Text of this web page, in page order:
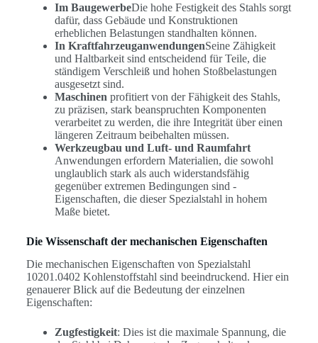
Im BaugewerbeDie hohe Festigkeit des Stahls sorgt
dafür, dass Gebäude und Konstruktionen
erheblichen Belastungen standhalten können.
In KraftfahrzeuganwendungenSeine Zähigkeit
und Haltbarkeit sind entscheidend für Teile, die
ständigem Verschleiß und hohen Stoßbelastungen
ausgesetzt sind.
Maschinen profitiert von der Fähigkeit des Stahls,
zu präzisen, stark beanspruchten Komponenten
verarbeitet zu werden, die ihre Integrität über einen
längeren Zeitraum beibehalten müssen.
Werkzeugbau und Luft- und Raumfahrt
Anwendungen erfordern Materialien, die sowohl
unglaublich stark als auch widerstandsfähig
gegenüber extremen Bedingungen sind -
Eigenschaften, die dieser Spezialstahl in hohem
Maße bietet.
Die Wissenschaft der mechanischen Eigenschaften
Die mechanischen Eigenschaften von Spezialstahl
10201.0402 Kohlenstoffstahl sind beeindruckend. Hier ein
genauerer Blick auf die Bedeutung der einzelnen
Eigenschaften:
Zugfestigkeit: Dies ist die maximale Spannung, die